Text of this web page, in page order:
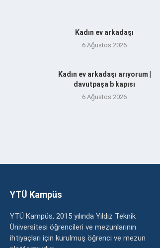
Kadın ev arkadaşı
6 Ağustos 2026
Kadın ev arkadaşı arıyorum |
davutpaşa b kapısı
6 Ağustos 2026
YTÜ Kampüs
YTÜ Kampüs, 2015 yılında Yıldız Teknik
Üniversitesi öğrencileri ve mezunlarının
ihtiyaçları için kurulmuş öğrenci ve mezun